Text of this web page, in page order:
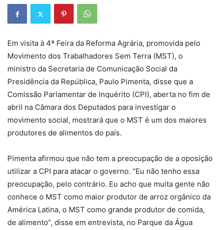
Em visita à 4ª Feira da Reforma Agrária, promovida pelo
Movimento dos Trabalhadores Sem Terra (MST), o
ministro da Secretaria de Comunicação Social da
Presidência da República, Paulo Pimenta, disse que a
Comissão Parlamentar de Inquérito (CPI), aberta no fim de
abril na Câmara dos Deputados para investigar o
movimento social, mostrará que o MST é um dos maiores
produtores de alimentos do país.
Pimenta afirmou que não tem a preocupação de a oposição
utilizar a CPI para atacar o governo. “Eu não tenho essa
preocupação, pelo contrário. Eu acho que muita gente não
conhece o MST como maior produtor de arroz orgânico da
América Latina, o MST como grande produtor de comida,
de alimento”, disse em entrevista, no Parque da Água